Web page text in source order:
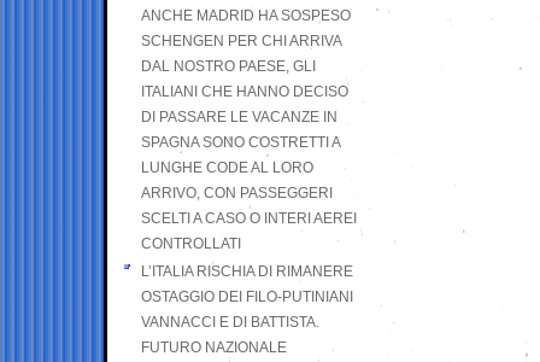
ANCHE MADRID HA SOSPESO
SCHENGEN PER CHI ARRIVA
DAL NOSTRO PAESE, GLI
ITALIANI CHE HANNO DECISO
DI PASSARE LE VACANZE IN
SPAGNA SONO COSTRETTI A
LUNGHE CODE AL LORO
ARRIVO, CON PASSEGGERI
SCELTI A CASO O INTERI AEREI
CONTROLLATI
L’ITALIA RISCHIA DI RIMANERE
OSTAGGIO DEI FILO-PUTINIANI
VANNACCI E DI BATTISTA.
FUTURO NAZIONALE